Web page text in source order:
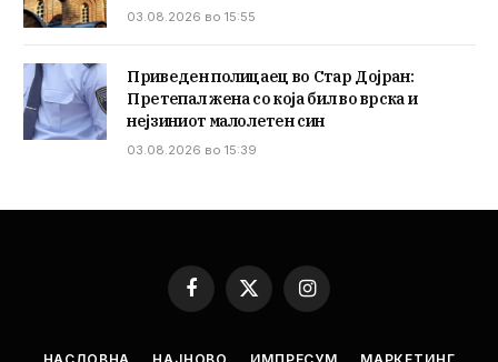
03.08.2026 во 15:55
Приведен полицаец во Стар Дојран:
Претепал жена со која бил во врска и
нејзиниот малолетен син
03.08.2026 во 15:39
Facebook
X
Instagram